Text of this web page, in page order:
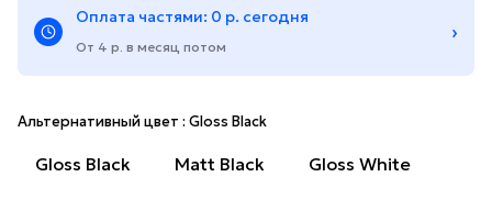
Оплата частями: 0 р. сегодня
От 4 р. в месяц потом
›
Альтернативный цвет : Gloss Black
Gloss Black Matt Black Gloss White